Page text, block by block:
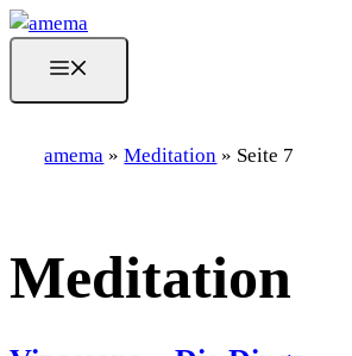
Skip
to
content
amema »Meditation » Seite 7
Meditation